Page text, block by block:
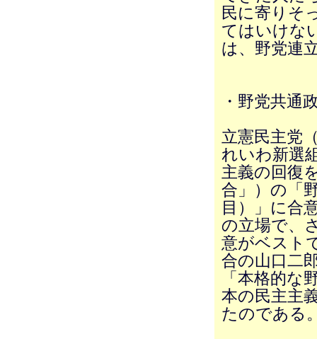
民に寄りそ
てはいけな
は、野党連
・野党共通
立憲民主党
れいわ新選
主義の回復
合」）の「
目）」に合
の立場で、
意がベスト
合の山口二
「本格的な
本の民主主
たのである